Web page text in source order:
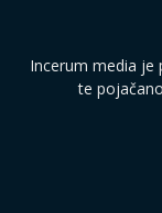
Incerum media je
te